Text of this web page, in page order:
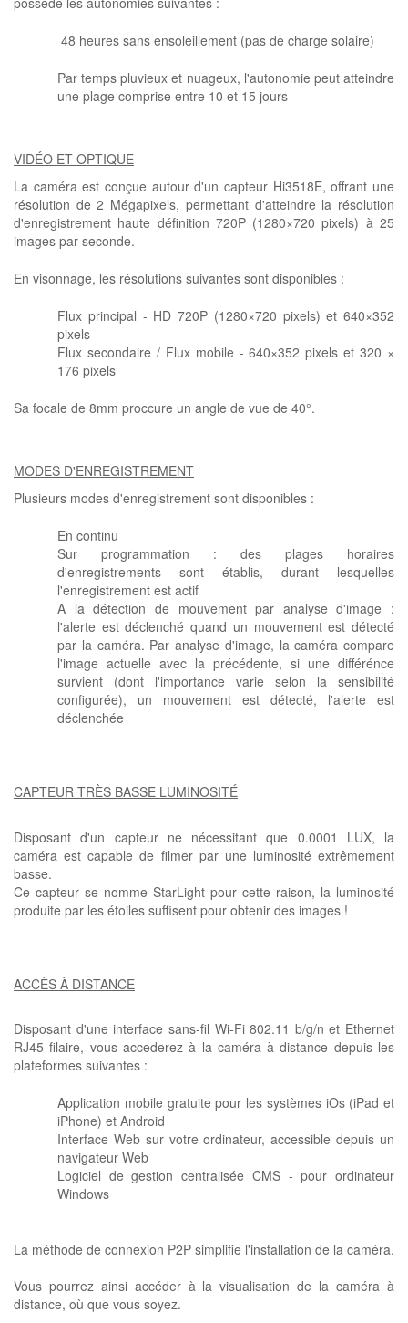
48 heures sans ensoleillement (pas de charge solaire)
Par temps pluvieux et nuageux, l'autonomie peut atteindre
une plage comprise entre 10 et 15 jours
VIDÉO ET OPTIQUE
La caméra est conçue autour d'un capteur Hi3518E, offrant une
résolution de 2 Mégapixels, permettant d'atteindre la résolution
d'enregistrement haute définition 720P (1280×720 pixels) à 25
images par seconde.
En visonnage, les résolutions suivantes sont disponibles :
Flux principal - HD 720P (1280×720 pixels) et 640×352
pixels
Flux secondaire / Flux mobile - 640×352 pixels et 320 ×
176 pixels
Sa focale de 8mm proccure un angle de vue de 40°.
MODES D'ENREGISTREMENT
Plusieurs modes d'enregistrement sont disponibles :
En continu
Sur programmation : des plages horaires
d'enregistrements sont établis, durant lesquelles
l'enregistrement est actif
A la détection de mouvement par analyse d'image :
l'alerte est déclenché quand un mouvement est détecté
par la caméra. Par analyse d'image, la caméra compare
l'image actuelle avec la précédente, si une différénce
survient (dont l'importance varie selon la sensibilité
configurée), un mouvement est détecté, l'alerte est
déclenchée
CAPTEUR TRÈS BASSE LUMINOSITÉ
Disposant d'un capteur ne nécessitant que 0.0001 LUX, la
caméra est capable de filmer par une luminosité extrêmement
basse.
Ce capteur se nomme StarLight pour cette raison, la luminosité
produite par les étoiles suffisent pour obtenir des images !
ACCÈS À DISTANCE
Disposant d'une interface sans-fil Wi-Fi 802.11 b/g/n et Ethernet
RJ45 filaire, vous accederez à la caméra à distance depuis les
plateformes suivantes :
Application mobile gratuite pour les systèmes iOs (iPad et
iPhone) et Android
Interface Web sur votre ordinateur, accessible depuis un
navigateur Web
Logiciel de gestion centralisée CMS - pour ordinateur
Windows
La méthode de connexion P2P simplifie l'installation de la caméra.
Vous pourrez ainsi accéder à la visualisation de la caméra à
distance, où que vous soyez.